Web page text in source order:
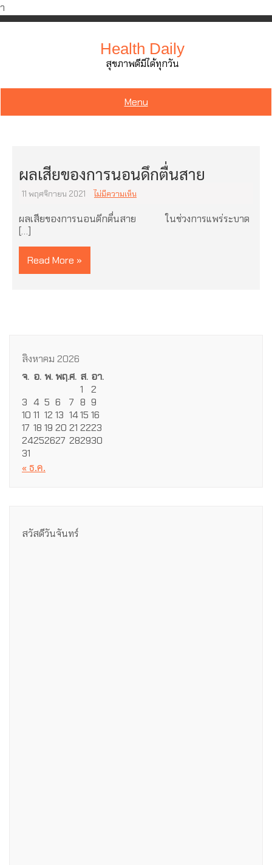
ำ
Skip
Health Daily
สุขภาพดีมีได้ทุกวัน
Menu
ผลเสียของการนอนดึกตื่นสาย
11 พฤศจิกายน 2021 ไม่มีความเห็น
ผลเสียของการนอนดึกตื่นสาย ในช่วงการแพร่ระบาด
[…]
Read More »
สิงหาคม 2026
จ. อ. พ.พฤ.ศ. ส. อา.
1
2
3 4 5 6 7 8 9
10 11 12 13 1415 16
17 18 19 20 21 2223
24252627 282930
31
« ธ.ค.
สวัสดีวันจันทร์